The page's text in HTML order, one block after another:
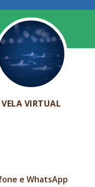
VELA VIRTUAL
e WhatsApp